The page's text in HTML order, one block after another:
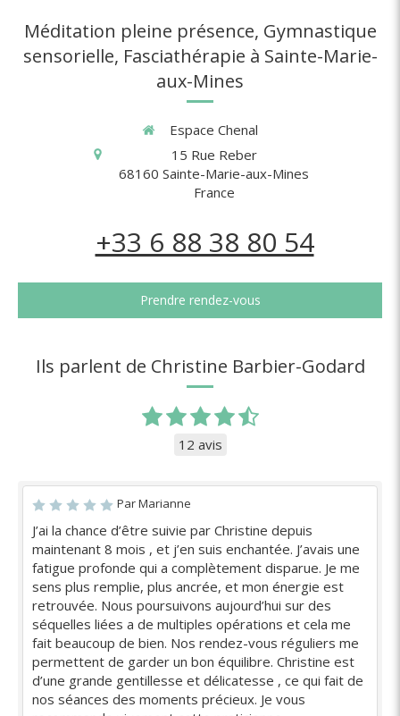
Méditation pleine présence, Gymnastique
sensorielle, Fasciathérapie à Sainte-Marie-
aux-Mines
Espace Chenal
15 Rue Reber
68160 Sainte-Marie-aux-Mines
France
+33 6 88 38 80 54
Prendre rendez-vous
Ils parlent de Christine Barbier-Godard
12 avis
Par Marianne
J’ai la chance d’être suivie par Christine depuis
maintenant 8 mois , et j’en suis enchantée. J’avais une
fatigue profonde qui a complètement disparue. Je me
sens plus remplie, plus ancrée, et mon énergie est
retrouvée. Nous poursuivons aujourd’hui sur des
séquelles liées a de multiples opérations et cela me
fait beaucoup de bien. Nos rendez-vous réguliers me
permettent de garder un bon équilibre. Christine est
d’une grande gentillesse et délicatesse , ce qui fait de
nos séances des moments précieux. Je vous